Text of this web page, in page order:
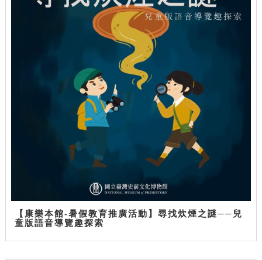
【康樂本館-暑假教育推廣活動】尋找炊煙之謎──兒
童版語音導覽趣探索